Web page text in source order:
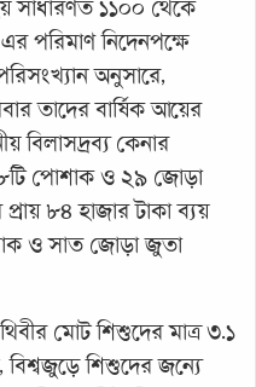
সাধারণত ১১০০ থেকে
পরিমাণ নিদেনপক্ষে
অনুসারে,
তাদের বার্ষিক আয়ের
বিলাসদ্রব্য কেনার
পোশাক ও ২৯ জোড়া
৮৪ হাজার টাকা ব্যয়
ও সাত জোড়া জুতা
মোট শিশুদের মাত্র ৩.১
বিশ্বজুড়ে শিশুদের জন্যে